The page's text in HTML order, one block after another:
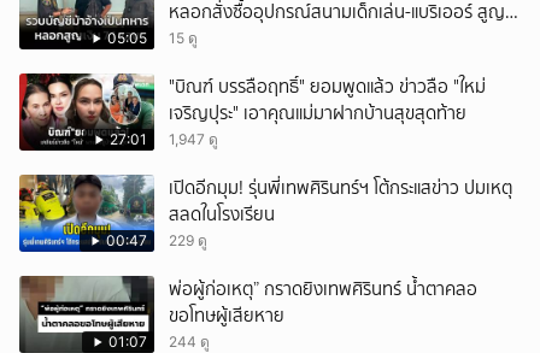
05:05
หลอกสั่งซื้ออุปกรณ์สนามเด็กเล่น-แบริเออร์ สูญ
เงิน 7.1 แสน
15 ดู
27:01
"บิณฑ์ บรรลือฤทธิ์" ยอมพูดแล้ว ข่าวลือ "ใหม่
เจริญปุระ" เอาคุณแม่มาฝากบ้านสุขสุดท้าย
1,947 ดู
00:47
เปิดอีกมุม! รุ่นพี่เทพศิรินทร์ฯ โต้กระแสข่าว ปมเหตุ
สลดในโรงเรียน
229 ดู
01:07
พ่อผู้ก่อเหตุ” กราดยิงเทพศิรินทร์ น้ำตาคลอ
ขอโทษผู้เสียหาย
244 ดู